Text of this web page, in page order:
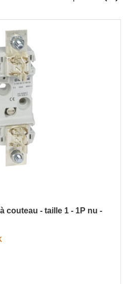
couteau - taille 1 - 1P nu -